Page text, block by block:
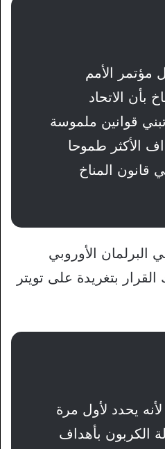
مؤتمر الأمم
بأن الاتحاد
قوانين ملموسة
الأكثر طموحا
قانون المناخ
البرلمان الأوروبي
بتغريدة على تويتر
يحدد لأول مرة
الكربون بأهداف